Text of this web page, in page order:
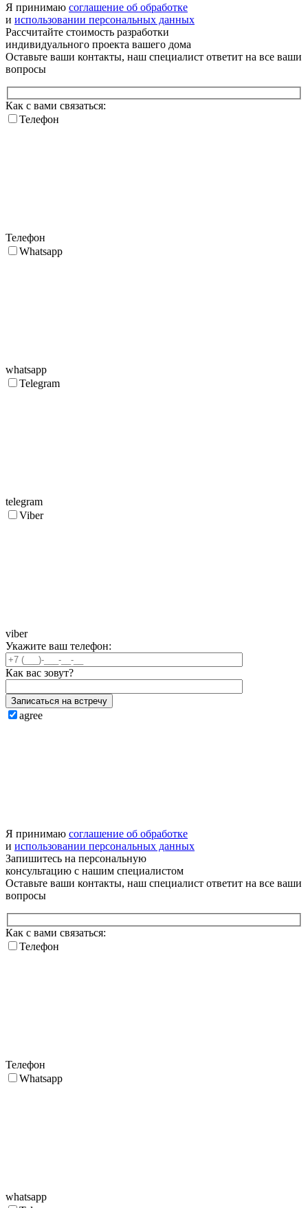
Я принимаю соглашение об обработке
и использовании персональных данных
Рассчитайте стоимость разработки
индивидуального проекта вашего дома
Оставьте ваши контакты, наш специалист ответит на все ваши
вопросы
Как с вами связаться:
Телефон
Телефон
Whatsapp
whatsapp
Telegram
telegram
Viber
viber
Укажите ваш телефон:
Как вас зовут?
Записаться на встречу
agree
Я принимаю соглашение об обработке
и использовании персональных данных
Запишитесь на персональную
консультацию с нашим специалистом
Оставьте ваши контакты, наш специалист ответит на все ваши
вопросы
Как с вами связаться:
Телефон
Телефон
Whatsapp
whatsapp